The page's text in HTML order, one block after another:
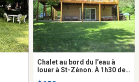
Chalet au bord du l’eau à
louer à St-Zénon. À 1h30 de